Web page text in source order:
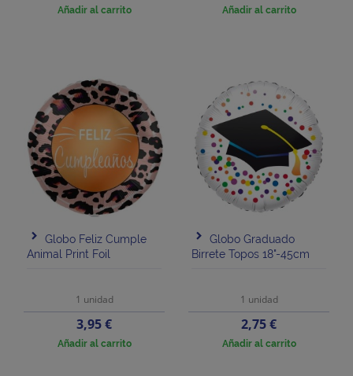
Añadir al carrito Añadir al carrito
Globo Feliz Cumple
Animal Print Foil
1 unidad
Precio
3,95 €
Añadir al carrito
Globo Graduado
Birrete Topos 18"-45cm
1 unidad
Precio
2,75 €
Añadir al carrito